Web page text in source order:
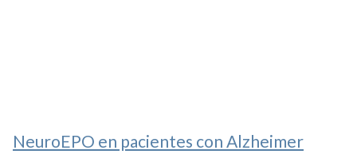
NeuroEPO en pacientes con Alzheimer